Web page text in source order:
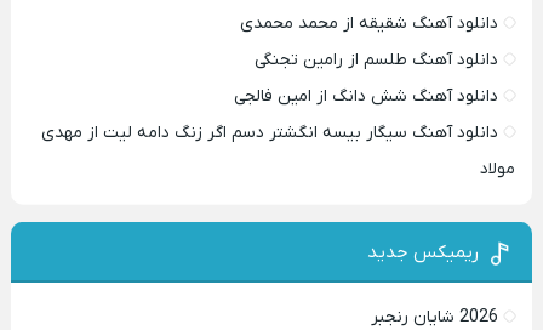
دانلود آهنگ شقیقه از محمد محمدی
دانلود آهنگ طلسم از رامین تجنگی
دانلود آهنگ شش دانگ از امین فالجی
دانلود آهنگ سیگار بیسه انگشتر دسم اگر زنگ دامه لیت از مهدی
مولاد
ریمیکس جدید
2026 شایان رنجبر